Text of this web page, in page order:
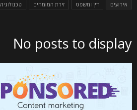
אירועים דין ומשפט זירת המומחים טכנולוגיה
No posts to display